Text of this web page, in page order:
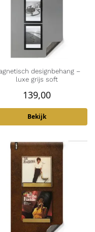
designbehang –
luxe grijs soft
139,00
Bekijk